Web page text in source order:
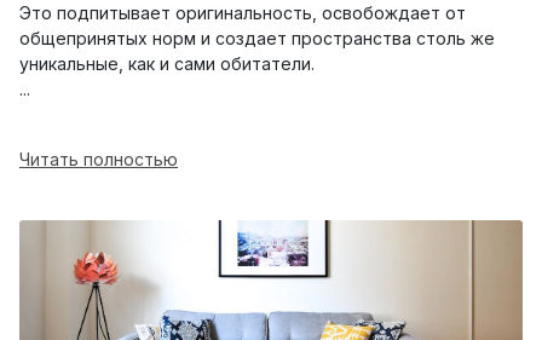
Это подпитывает оригинальность, освобождает от
общепринятых норм и создает пространства столь же
уникальные, как и сами обитатели.
...
Читать полностью